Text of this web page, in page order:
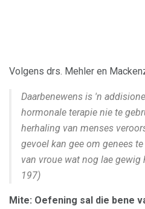
Volgens drs. Mehler en
Daarbenewens is 'n
hormonale terapie nie te
herhaling van menses
gevoel kan gee om genees
van vroue wat nog lae gewig
197)
Mite: Oefening sal die bene